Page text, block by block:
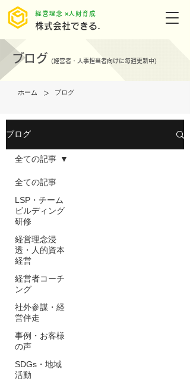
株式会社できる.
​経営理念 ×人財育成
ブログ (経営者・人事担当者向けに毎週更新中)
ホーム > ブログ
ブログ
全ての記事
LSP・チーム
ビルディング
研修
経営理念浸
透・人的資本
経営
経営者コーチ
ング
社外参謀・経
営伴走
事例・お客様
の声
SDGs・地域
活動
全ての記事